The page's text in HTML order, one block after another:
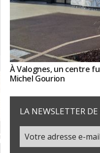
À Valognes, un centre
Michel Gourion
LA NEWSLETTER